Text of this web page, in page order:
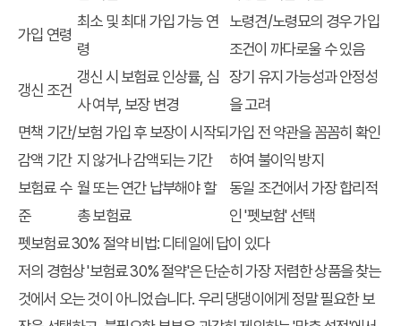
가입 연령
최소 및 최대 가입 가능 연
령
노령견/노령묘의 경우 가입
조건이 까다로울 수 있음
갱신 조건
갱신 시 보험료 인상률, 심
사 여부, 보장 변경
장기 유지 가능성과 안정성
을 고려
면책 기간/
감액 기간
보험 가입 후 보장이 시작되
지 않거나 감액되는 기간
가입 전 약관을 꼼꼼히 확인
하여 불이익 방지
보험료 수
준
월 또는 연간 납부해야 할
총 보험료
동일 조건에서 가장 합리적
인 '펫보험' 선택
펫보험료 30% 절약 비법: 디테일에 답이 있다
저의 경험상 '보험료 30% 절약'은 단순히 가장 저렴한 상품을 찾는
것에서 오는 것이 아니었습니다. 우리 댕댕이에게 정말 필요한 보